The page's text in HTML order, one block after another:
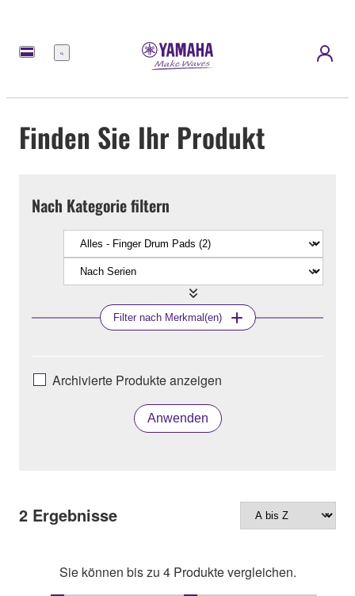
Menü
Finden Sie Ihr Produkt
Nach Kategorie filtern
Filter nach Merkmal(en)
Archivierte Produkte anzeigen
Anwenden
2 Ergebnisse
Sie können bis zu 4 Produkte vergleichen.